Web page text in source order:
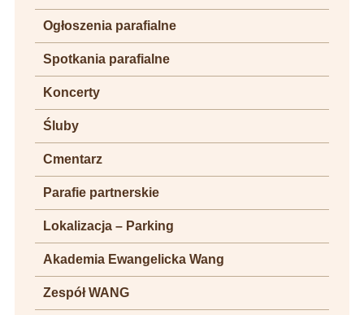
Ogłoszenia parafialne
Spotkania parafialne
Koncerty
Śluby
Cmentarz
Parafie partnerskie
Lokalizacja – Parking
Akademia Ewangelicka Wang
Zespół WANG